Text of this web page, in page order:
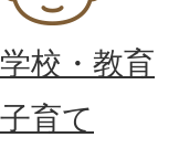
学校・教育
子育て